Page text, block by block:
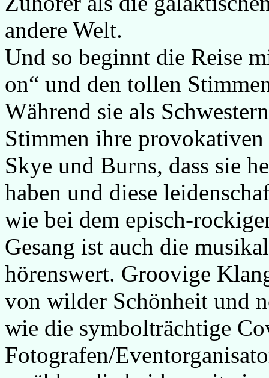
andere Welt.
Und so beginnt die Reise
on“ und den tollen
Während sie als
Stimmen ihre provokativen
Skye und Burns, dass sie
haben und diese
wie bei dem episch-
Gesang ist auch die
hörenswert. Groovige
von wilder Schönheit und
wie die symbolträchtige
Fotografen/